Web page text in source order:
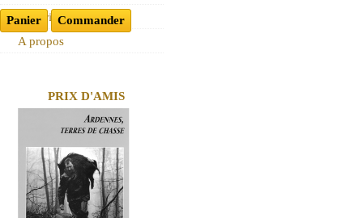
Panier Commander
Historique
A propos
PRIX D'AMIS